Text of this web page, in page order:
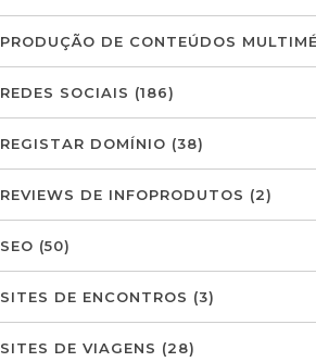
PRODUÇÃO DE CONTEÚDOS
REDES SOCIAIS (186)
REGISTAR DOMÍNIO (38)
REVIEWS DE INFOPRODUTOS (2)
SEO (50)
SITES DE ENCONTROS (3)
SITES DE VIAGENS (28)